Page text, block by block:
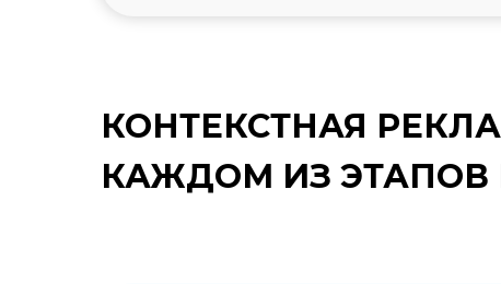
КОНТЕКСТНАЯ
КАЖДОМ ИЗ ЭТАПОВ